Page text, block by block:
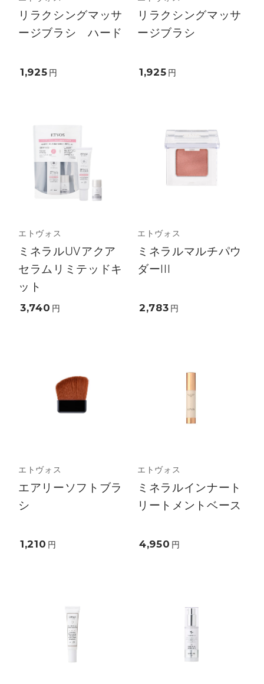
リラクシングマッサ
ージブラシ ハード
1,925 円
リラクシングマッサ
ージブラシ
1,925 円
エトヴォス
ミネラルUVアクア
セラムリミテッドキ
ット
3,740 円
エトヴォス
ミネラルマルチパウ
ダーIII
2,783 円
エトヴォス
エアリーソフトブラ
シ
1,210 円
エトヴォス
ミネラルインナート
リートメントベース
4,950 円